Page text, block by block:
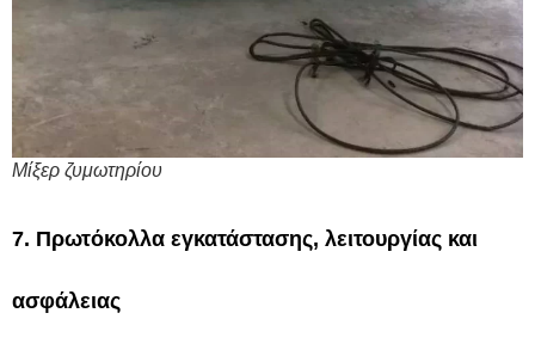
Μίξερ ζυμωτηρίου
7. Πρωτόκολλα εγκατάστασης, λειτουργίας και
ασφάλειας